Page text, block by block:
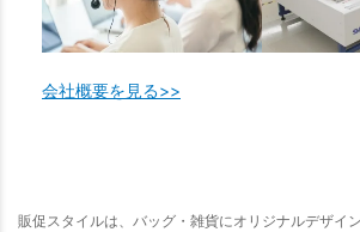
会社概要を見る>>
販促スタイルは、バッグ・雑貨にオリジナルデザイ